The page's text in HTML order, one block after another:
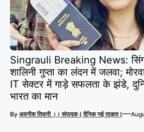
Singrauli Breaking News:
शालिनी गुप्ता का लंदन में जलवा;
IT सेक्टर में गाड़े सफलता के झंडे,
भारत का मान
By अवनीश तिवारी ।। संपादक ( दैनिक नई ताक़त )—